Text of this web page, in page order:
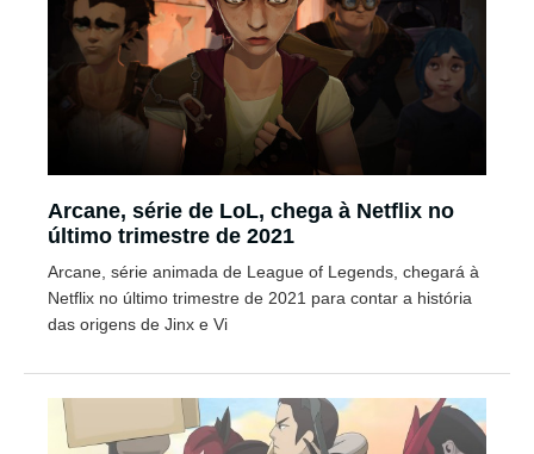
Arcane, série de LoL, chega à Netflix no
último trimestre de 2021
Arcane, série animada de League of Legends, chegará à
Netflix no último trimestre de 2021 para contar a história
das origens de Jinx e Vi